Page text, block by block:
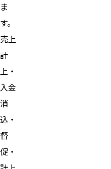
ま
す。
売上
計
上・
入金
消
込・
督
促・